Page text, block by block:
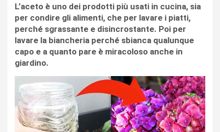
L’aceto è uno dei prodotti più usati in cucina, sia
per condire gli alimenti, che per lavare i piatti,
perché sgrassante e disincrostante. Poi per
lavare la biancheria perché sbianca qualunque
capo e a quanto pare è miracoloso anche in
giardino.